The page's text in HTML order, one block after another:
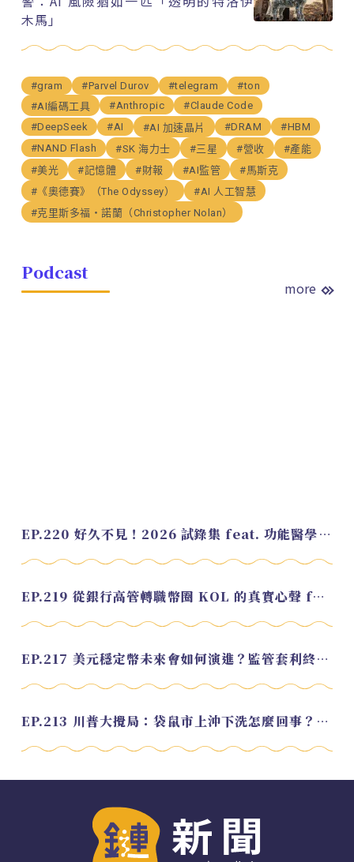
木馬」
#gram #Parvel Durov #telegram
#ton
#AI編碼工具
#Anthropic
#Claude Code
#DeepSeek
#AI #AI 加速晶片 #DRAM
#HBM
#NAND Flash
#SK 海力士 #三星 #營收
#產能
#美光
#記憶體 #財報 #AI監管
#馬斯克
#《奧德賽》（The Odyssey）
#AI 人工智慧
#克里斯多福・諾蘭（Christopher Nolan）
Podcast
more
EP.220 好久不見！2026 試錄集 feat. 功能醫學營養師 美寶
EP.219 從銀行高管轉職幣圈 KOL 的真實心聲 feat.龜大
EP.217 美元穩定幣未來會如何演進？監管套利終將收斂？feat. 研究員 余哲安
EP.213 川普大攪局：袋鼠市上沖下洗怎麼回事？feat. Alvin